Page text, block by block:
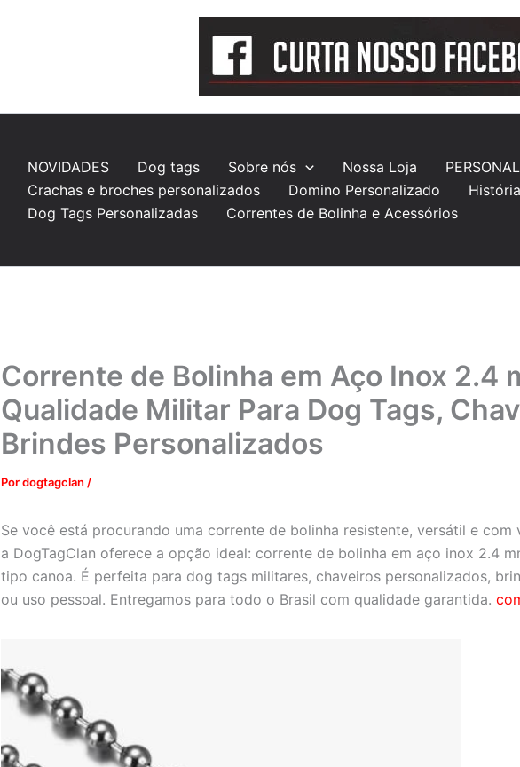
NOVIDADES Dog tags Sobre nós Nossa Loja
Crachas e broches personalizados
Domino Personalizado
Dog Tags Personalizadas
Correntes de Bolinha e Acessórios
Corrente de Bolinha em Aço Inox 2.4
Qualidade Militar Para Dog Tags,
Brindes Personalizados
Pordogtagclan /
Se você está procurando uma corrente de bolinha resistente, versátil e com
a DogTagClan oferece a opção ideal: corrente de bolinha em aço inox 2.4
tipo canoa. É perfeita para dog tags militares, chaveiros personalizados,
ou uso pessoal. Entregamos para todo o Brasil com qualidade garantida.